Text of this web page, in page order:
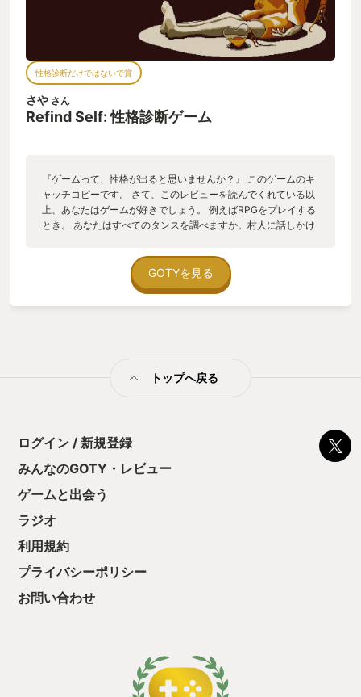
性格診断だけではないで賞
さや さん
Refind Self: 性格診断ゲーム
『ゲームって、性格が出ると思いませんか？』 このゲームのキ
ャッチコピーです。 さて、このレビューを読んでくれている以
上、あなたはゲームが好きでしょう。 例えばRPGをプレイする
とき。 あなたはすべてのタンスを調べますか。村人に話しかけ
正レベルで攻略を楽しみますか？ それともボス的を楽々倒せ
るようになるまで鍛える私のようなタイプでしょうか。 ストラ
テジーゲームなら特定のユニットだけ強化しますか？ 全体的
なたの性格を評価してくれます。 でも、このゲームはそれだけ
分析とストーリー。 二重で楽しむためにも、このゲームはぜひ
切気にしない私も、今回だけは事前情報なしで遊べて満足でし
GOTYを見る
トップへ戻る
ログイン / 新規登録
みんなのGOTY・レビュー
ゲームと出会う
ラジオ
利用規約
プライバシーポリシー
お問い合わせ